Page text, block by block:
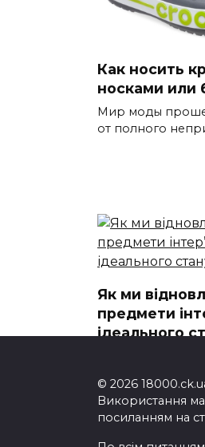
Как носить
носками или
Мир моды
от полного
Як ми
предмети
ідеального
© 2026
Використання
посиланням на